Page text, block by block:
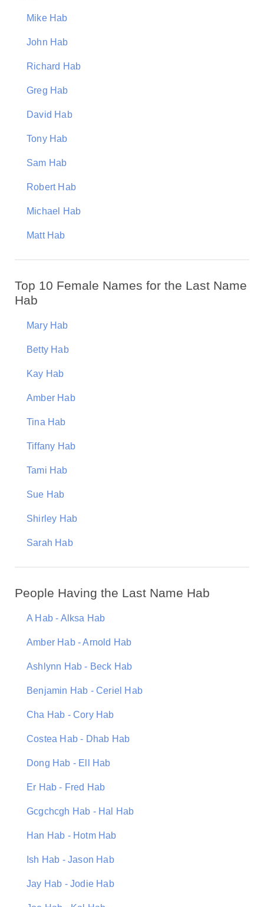
Mike Hab
John Hab
Richard Hab
Greg Hab
David Hab
Tony Hab
Sam Hab
Robert Hab
Michael Hab
Matt Hab
Top 10 Female Names for the Last Name
Hab
Mary Hab
Betty Hab
Kay Hab
Amber Hab
Tina Hab
Tiffany Hab
Tami Hab
Sue Hab
Shirley Hab
Sarah Hab
People Having the Last Name Hab
A Hab - Alksa Hab
Amber Hab - Arnold Hab
Ashlynn Hab - Beck Hab
Benjamin Hab - Ceriel Hab
Cha Hab - Cory Hab
Costea Hab - Dhab Hab
Dong Hab - Ell Hab
Er Hab - Fred Hab
Gcgchcgh Hab - Hal Hab
Han Hab - Hotm Hab
Ish Hab - Jason Hab
Jay Hab - Jodie Hab